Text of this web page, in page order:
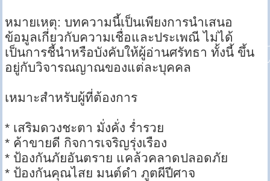
หมายเหตุ: บทความนี้เป็นเพียงการนำเสนอ
ข้อมูลเกี่ยวกับความเชื่อและประเพณี ไม่ได้
เป็นการชี้นำหรือบังคับให้ผู้อ่านศรัทธา ทั้งนี้ ขึ้น
อยู่กับวิจารณญาณของแต่ละบุคคล
เหมาะสำหรับผู้ที่ต้องการ
* เสริมดวงชะตา มั่งคั่ง ร่ำรวย
* ค้าขายดี กิจการเจริญรุ่งเรือง
* ป้องกันภัยอันตราย แคล้วคลาดปลอดภัย
* ป้องกันคุณไสย มนต์ดำ ภูตผีปีศาจ